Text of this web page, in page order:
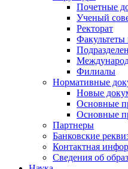
Почетные
Ученый
Ректорат
Филиалы
Нормативные
Новые
Основные
Основные
Партнеры
Банковские
Контактная
Сведения об